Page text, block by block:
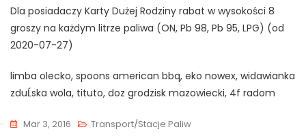
Dla posiadaczy Karty Dużej Rodziny rabat w wysokości 8
groszy na każdym litrze paliwa (ON, Pb 98, Pb 95, LPG) (od
2020-07-27)
limba olecko, spoons american bbq, eko nowex, widawianka
zduĹska wola, tituto, doz grodzisk mazowiecki, 4f radom
Mar 3, 2016 Transport/Stacje Paliw